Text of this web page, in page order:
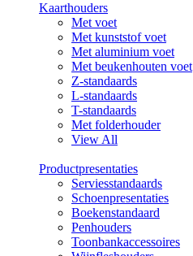
Kaarthouders
Met voet
Met kunststof voet
Met aluminium voet
Met beukenhouten voet
Z-standaards
L-standaards
T-standaards
Met folderhouder
View All
Productpresentaties
Serviesstandaards
Schoenpresentaties
Boekenstandaard
Penhouders
Toonbankaccessoires